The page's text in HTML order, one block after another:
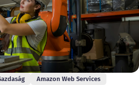
Amazon Web Services